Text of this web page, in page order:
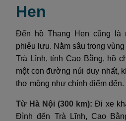
Hen
Đến hồ Thang Hen cũng là
phiêu lưu. Nằm sâu trong
Trà Lĩnh, tỉnh Cao Bằng, hồ
một con đường núi duy nhất,
thơ mộng như chính điểm đến.
Từ Hà Nội (300 km):Đi xe
Đình đến Trà Lĩnh, Cao